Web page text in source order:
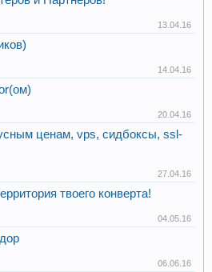
13.04.16
14.04.16
20.04.16
ценам, vps, сидбоксы, ssl-
27.04.16
твоего конверта!
04.05.16
06.06.16